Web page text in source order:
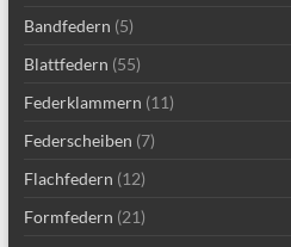
Bandfedern (5)
Blattfedern (55)
Federklammern (11)
Federscheiben (7)
Flachfedern (12)
Formfedern (21)